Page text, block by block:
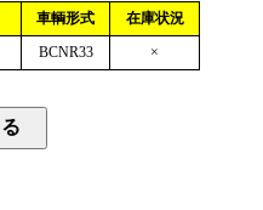
車輌形式
在庫状況
BCNR33 ×